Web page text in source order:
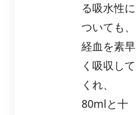
る吸水性に
ついても、
経血を素早
く吸収して
くれ、
80mlと十